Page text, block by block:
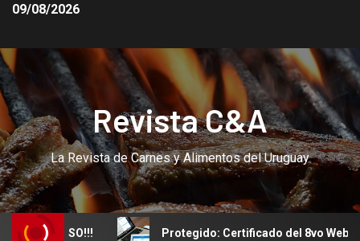
09/08/2026
Revista C&A
La Revista de Carnes y Alimentos del Uruguay
CURSO!!! Protegido: Certificado del 8vo Webinar